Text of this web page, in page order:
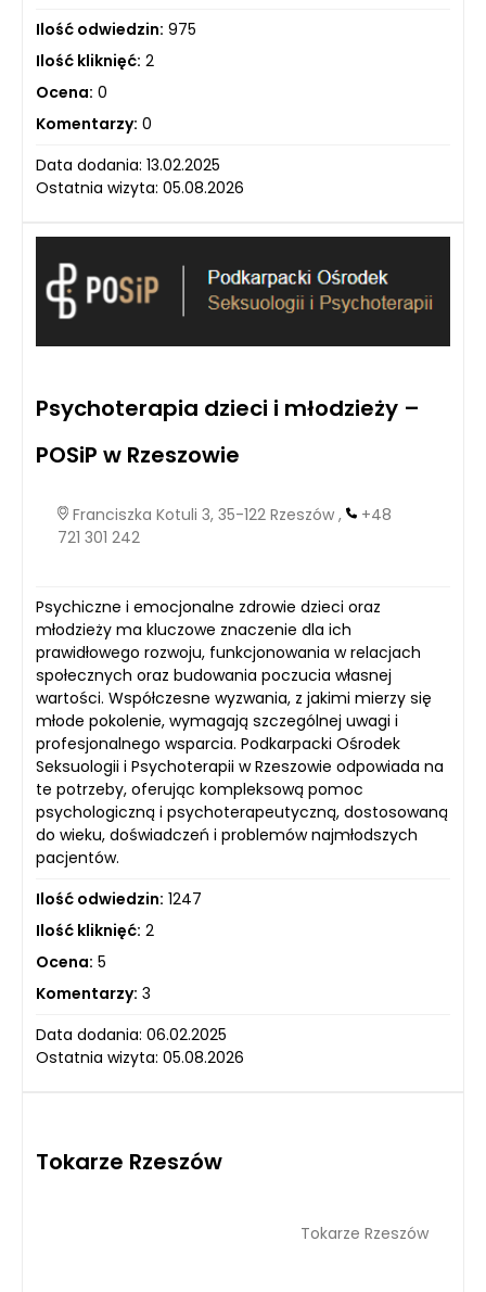
Ilość odwiedzin: 975
Ilość kliknięć: 2
Ocena: 0
Komentarzy: 0
Data dodania: 13.02.2025
Ostatnia wizyta: 05.08.2026
Psychoterapia dzieci i młodzieży –
POSiP w Rzeszowie
Franciszka Kotuli 3, 35-122 Rzeszów ,
+48
721 301 242
Psychiczne i emocjonalne zdrowie dzieci oraz
młodzieży ma kluczowe znaczenie dla ich
prawidłowego rozwoju, funkcjonowania w relacjach
społecznych oraz budowania poczucia własnej
wartości. Współczesne wyzwania, z jakimi mierzy się
młode pokolenie, wymagają szczególnej uwagi i
profesjonalnego wsparcia. Podkarpacki Ośrodek
Seksuologii i Psychoterapii w Rzeszowie odpowiada na
te potrzeby, oferując kompleksową pomoc
psychologiczną i psychoterapeutyczną, dostosowaną
do wieku, doświadczeń i problemów najmłodszych
pacjentów.
Ilość odwiedzin: 1247
Ilość kliknięć: 2
Ocena: 5
Komentarzy: 3
Data dodania: 06.02.2025
Ostatnia wizyta: 05.08.2026
Tokarze Rzeszów
Tokarze Rzeszów